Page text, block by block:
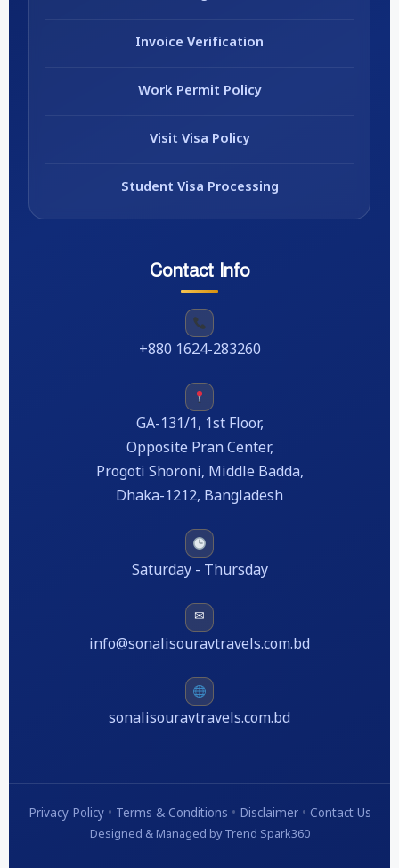
Invoice Verification
Work Permit Policy
Visit Visa Policy
Student Visa Processing
Contact Info
+880 1624-283260
GA-131/1, 1st Floor,
Opposite Pran Center,
Progoti Shoroni, Middle Badda,
Dhaka-1212, Bangladesh
Saturday - Thursday
✉
info@sonalisouravtravels.com.bd
sonalisouravtravels.com.bd
Privacy Policy • Terms & Conditions • Disclaimer • Contact Us
Designed & Managed by Trend Spark360